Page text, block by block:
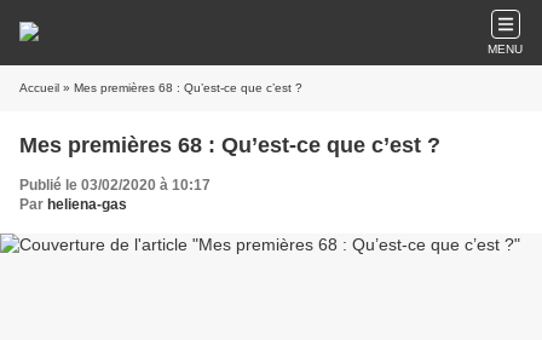
MENU
Accueil » Mes premières 68 : Qu’est-ce que c’est ?
Mes premières 68 : Qu’est-ce que c’est ?
Publié le 03/02/2020 à 10:17
Par heliena-gas